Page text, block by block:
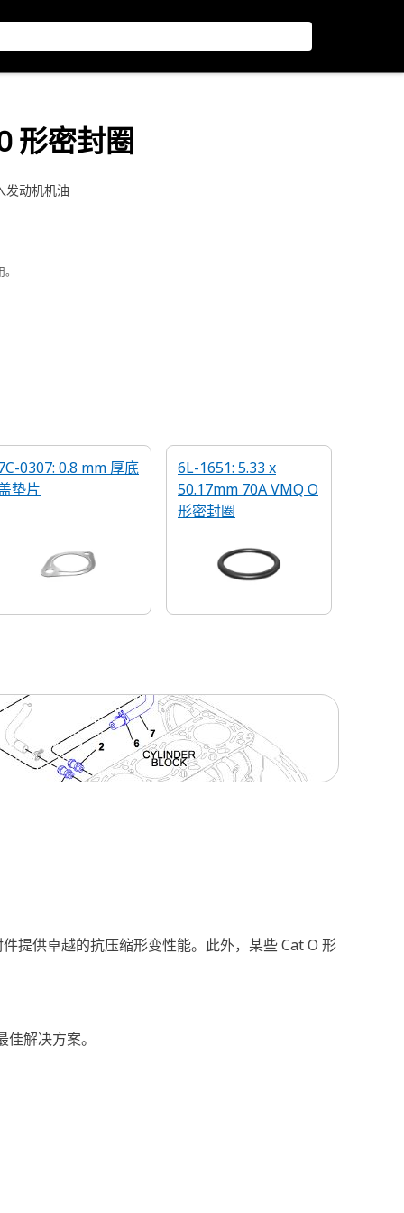
形密封圈
发动机机油
0307: 0.8 mm 厚底
垫片
6L-1651: 5.33 x
50.17mm 70A VMQ O
形密封圈
提供卓越的抗压缩形变性能。此外，某些 Cat O 形
解决方案。